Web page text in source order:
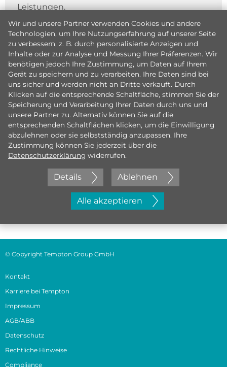
Leistungen.
Jetzt initiativ bewerben
Wir und unsere Partner verwenden Cookies und andere
Technologien, um Ihre Nutzungserfahrung auf unserer Seite
zu verbessern, z. B. durch personalisierte Anzeigen und
Inhalte oder zur Analyse und Messung Ihrer Präferenzen. Wir
benötigen jedoch Ihre Zustimmung, um Daten auf Ihrem
Gerät zu speichern und zu verarbeiten. Ihre Daten sind bei
uns sicher und werden nicht an Dritte verkauft. Durch
Klicken auf die entsprechende Schaltfläche, stimmen Sie der
Speicherung und Verarbeitung Ihrer Daten durch uns und
unsere Partner zu. Alternativ können Sie auf die
entsprechenden Schaltflächen klicken, um die Einwilligung
abzulehnen oder sie selbstständig anzupassen. Ihre
Zustimmung können Sie jederzeit über die
Datenschutzerklärung widerrufen.
Details Ablehnen
Alle akzeptieren
© Copyright Tempton Group GmbH
Kontakt
Karriere bei Tempton
Impressum
AGB/ABB
Datenschutz
Rechtliche Hinweise
Compliance